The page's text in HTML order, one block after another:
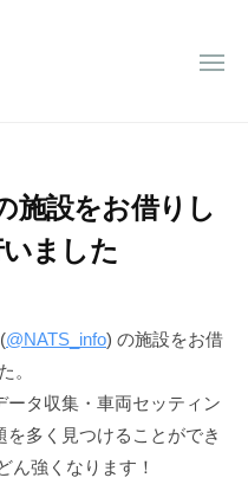
メ
施設をお借りし
ました
@NATS_info) の施設をお借
。
タ収集・車両セッティン
多く見つけることができ
ん強くなります！